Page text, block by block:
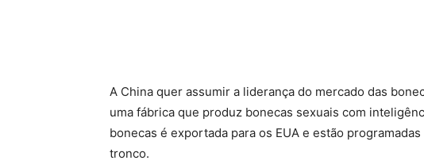
A China quer assumir a liderança do mercado das
uma fábrica que produz bonecas sexuais com
bonecas é exportada para os EUA e estão
tronco.